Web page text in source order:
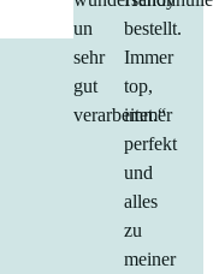
un
sehr
gut
verarbeitet.“
bestellt.
Immer
top,
immer
perfekt
und
alles
zu
meiner